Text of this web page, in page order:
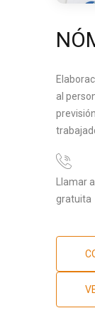
al
Llamar
gratuita